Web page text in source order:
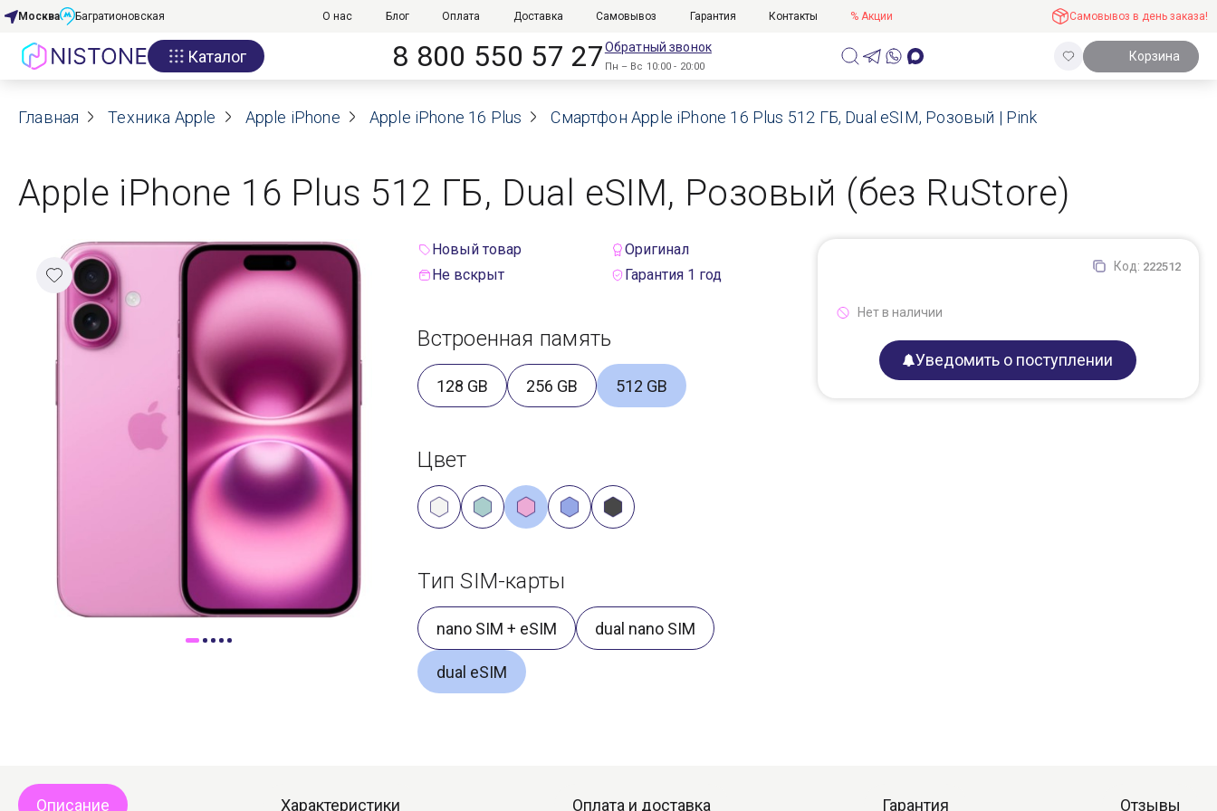
Акции
О нас
Реквизиты
Контакты
Гарантия
Доставка
Москва Багратионовская О нас Блог Оплата Доставка Самовывоз Гарантия Контакты % Акции Самовывоз в день заказа!
Каталог 8 800 550 57 27Обратный звонок
Пн – Вс 10:00 - 20:00
Корзина
Главная Техника Apple Apple iPhone Apple iPhone 16 Plus Смартфон Apple iPhone 16 Plus 512 ГБ, Dual eSIM, Розовый | Pink
Apple iPhone 16 Plus 512 ГБ, Dual eSIM, Розовый (без RuStore)
Новый товар
Оригинал
Не вскрыт
Гарантия 1 год
Встроенная память
128 GB 256 GB 512 GB
Цвет
Тип SIM-карты
nano SIM + eSIM dual nano SIM
dual eSIM
Код: 222512
Нет в наличии
Уведомить о поступлении
Описание Характеристики Оплата и доставка Гарантия Отзывы